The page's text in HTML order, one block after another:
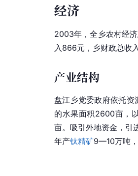
经济
2003年，全乡农村经
入866元，乡财政总收
产业结构
盘江乡党委政府依托资
的水果面积2600亩，
亩。吸引外地资金，引
年产钛精矿9—10万吨